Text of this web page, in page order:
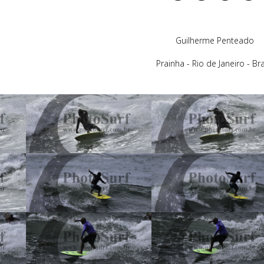
Guilherme Penteado
Prainha - Rio de Janeiro -